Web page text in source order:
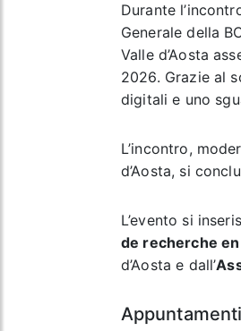
Durante
Generale della
Valle d’Aosta
2026. Grazie al
digitali e uno
L’incontro,
d’Aosta, si
L’evento si
de recherche en
d’Aosta e dall’